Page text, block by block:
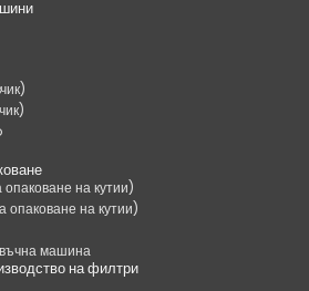
на кутии)
на кутии)
машина
на филтри